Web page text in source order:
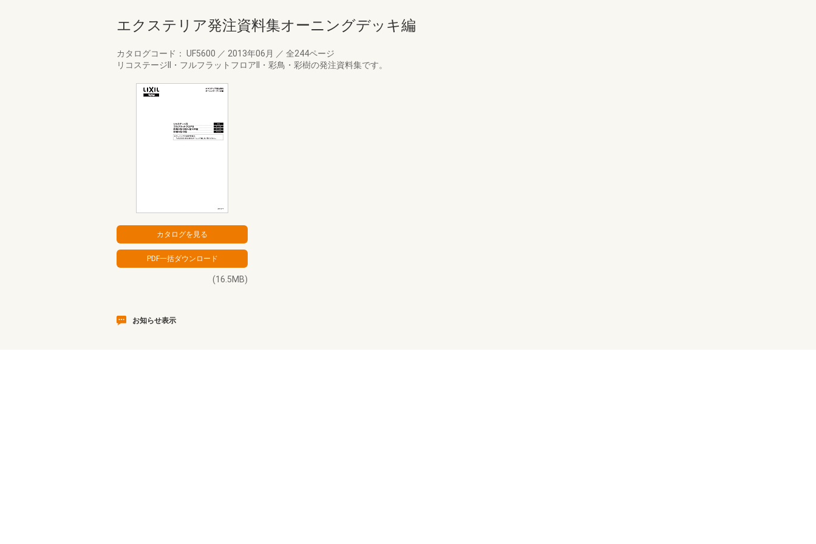
エクステリア発注資料集オーニングデッキ編
カタログコード： UF5600 ／ 2013年06月 ／ 全244ページ
リコステージII・フルフラットフロアII・彩鳥・彩樹の発注資料集です。
(16.5MB)
お知らせ表示